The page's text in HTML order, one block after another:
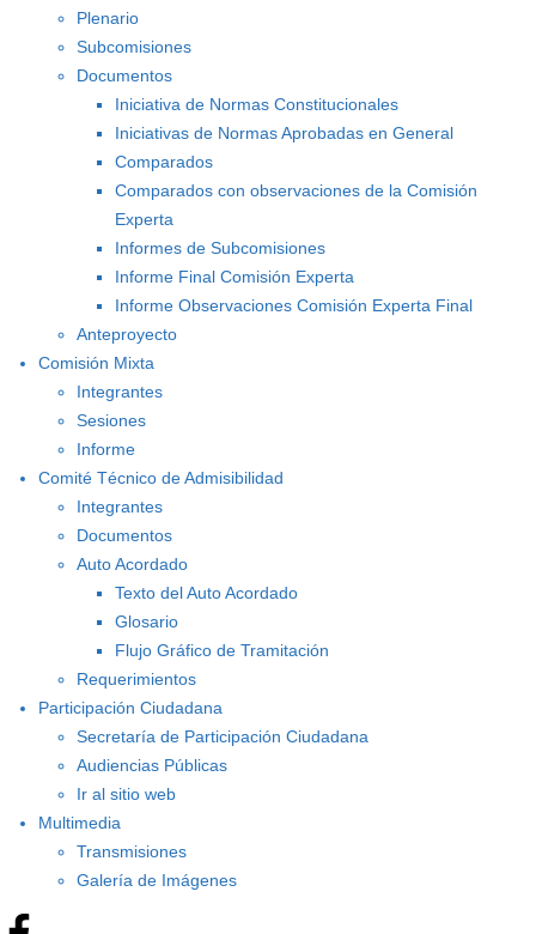
Plenario
Subcomisiones
Documentos
Iniciativa de Normas Constitucionales
Iniciativas de Normas Aprobadas en General
Comparados
Comparados con observaciones de la Comisión
Experta
Informes de Subcomisiones
Informe Final Comisión Experta
Informe Observaciones Comisión Experta Final
Anteproyecto
Comisión Mixta
Integrantes
Sesiones
Informe
Comité Técnico de Admisibilidad
Integrantes
Documentos
Auto Acordado
Texto del Auto Acordado
Glosario
Flujo Gráfico de Tramitación
Requerimientos
Participación Ciudadana
Secretaría de Participación Ciudadana
Audiencias Públicas
Ir al sitio web
Multimedia
Transmisiones
Galería de Imágenes